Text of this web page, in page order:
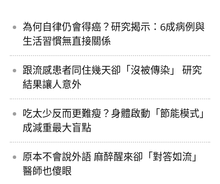
為何自律仍會得癌？研究揭示：6成病例與
生活習慣無直接關係
跟流感患者同住幾天卻「沒被傳染」 研究
結果讓人意外
吃太少反而更難瘦？身體啟動「節能模式」
成減重最大盲點
原本不會說外語 麻醉醒來卻「對答如流」
醫師也傻眼